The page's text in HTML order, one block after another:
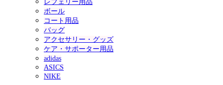
レフェリー用品
ボール
コート用品
バッグ
アクセサリー・グッズ
ケア・サポーター用品
adidas
ASICS
NIKE